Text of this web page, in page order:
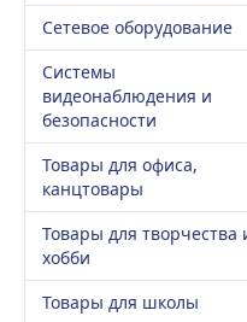
Сетевое оборудование
Системы
видеонаблюдения и
безопасности
Товары для офиса,
канцтовары
Товары для творчества
хобби
Товары для школы